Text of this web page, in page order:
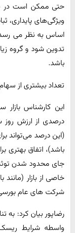
حتی ممکن است در
ویژگی‌های پایداری،
اساس به نظر می
تدوین شود و گروه
باشد.
تعداد بیشتری از
این کارشناس بازار
درصدی از ارزش
(این درصد می‌تواند
باشد)، اتفاق
جای محدود شدن
خاصی از بازار
شرکت های عام
رضاپور بیان کرد: به
واسطه شرایط